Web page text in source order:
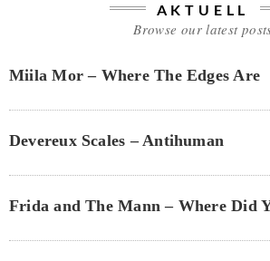
AKTUELL
Browse our latest
Miila Mor – Where The Edges Are
Devereux Scales – Antihuman
Frida and The Mann – Where Did